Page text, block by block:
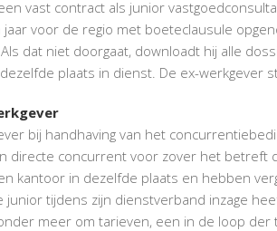
WERKT
vast contract als junior
voor de regio met boeteclausule
dat niet doorgaat, downloadt hij alle
plaats in dienst. De ex-werkgever
bij handhaving van het
directe concurrent voor zover het betreft
kantoor in dezelfde plaats en hebben
tijdens zijn dienstverband inzage
meer om tarieven, een in de loop